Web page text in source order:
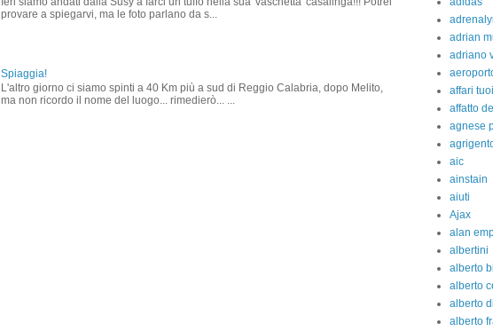
provare a spiegarvi, ma le foto parlano da s...
Spiaggia!
L'altro giorno ci siamo spinti a 40 Km più a sud di Reggio Calabria, dopo Melito,
ma non ricordo il nome del luogo... rimedierò... ...
adrian
adriano
affari tuoi
affatto
agnese
aic
ainstain
aiuti
Ajax
alan
albertini
alberto
alberto
alberto
alberto